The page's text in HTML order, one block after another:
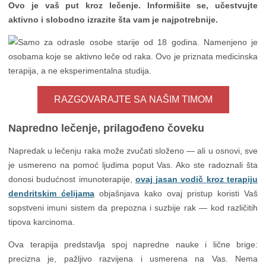
Ovo je vaš put kroz lečenje. Informišite se, učestvujte
aktivno i slobodno izrazite šta vam je najpotrebnije.
RAZGOVARAJTE SA NAŠIM TIMOM
Napredno lečenje, prilagođeno čoveku
Napredak u lečenju raka može zvučati složeno — ali u osnovi, sve
je usmereno na pomoć ljudima poput Vas. Ako ste radoznali šta
donosi budućnost imunoterapije, ovaj jasan vodič kroz terapiju
dendritskim ćelijama objašnjava kako ovaj pristup koristi Vaš
sopstveni imuni sistem da prepozna i suzbije rak — kod različitih
tipova karcinoma.
Ova terapija predstavlja spoj napredne nauke i lične brige:
precizna je, pažljivo razvijena i usmerena na Vas. Nema